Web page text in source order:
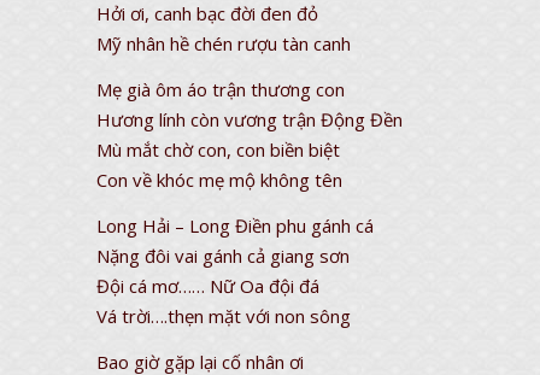
Hởi ơi, canh bạc đời đen đỏ
Mỹ nhân hề chén rượu tàn canh
Mẹ già ôm áo trận thương con
Hương lính còn vương trận Động Đền
Mù mắt chờ con, con biền biệt
Con về khóc mẹ mộ không tên
Long Hải – Long Điền phu gánh cá
Nặng đôi vai gánh cả giang sơn
Đội cá mơ…… Nữ Oa đội đá
Vá trời….thẹn mặt với non sông
Bao giờ gặp lại cố nhân ơi